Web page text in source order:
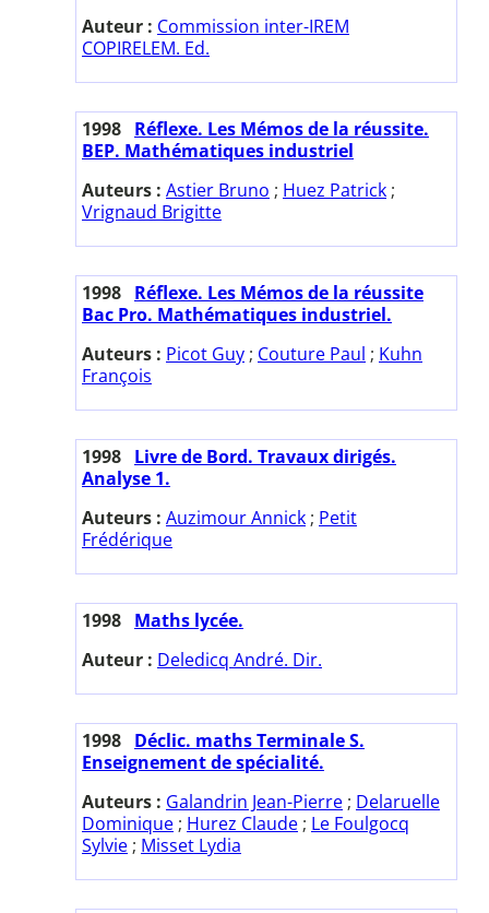
Auteur : Commission inter-IREM
COPIRELEM. Ed.
1998 Réflexe. Les Mémos de la réussite.
BEP. Mathématiques industriel
Auteurs : Astier Bruno ; Huez Patrick ;
Vrignaud Brigitte
1998 Réflexe. Les Mémos de la réussite
Bac Pro. Mathématiques industriel.
Auteurs : Picot Guy ; Couture Paul ; Kuhn
François
1998 Livre de Bord. Travaux dirigés.
Analyse 1.
Auteurs : Auzimour Annick ; Petit
Frédérique
1998 Maths lycée.
Auteur : Deledicq André. Dir.
1998 Déclic. maths Terminale S.
Enseignement de spécialité.
Auteurs : Galandrin Jean-Pierre ; Delaruelle
Dominique ; Hurez Claude ; Le Foulgocq
Sylvie ; Misset Lydia